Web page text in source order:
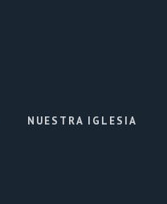
NUESTRA IGLESIA